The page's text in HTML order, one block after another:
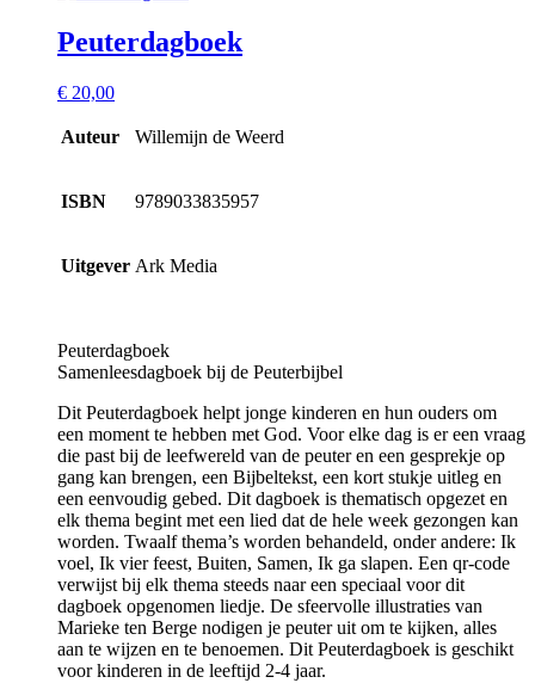
Peuterdagboek
€ 20,00
Auteur Willemijn de Weerd
ISBN 9789033835957
Uitgever Ark Media
Peuterdagboek
Samenleesdagboek bij de Peuterbijbel
Dit Peuterdagboek helpt jonge kinderen en hun ouders om
een moment te hebben met God. Voor elke dag is er een vraag
die past bij de leefwereld van de peuter en een gesprekje op
gang kan brengen, een Bijbeltekst, een kort stukje uitleg en
een eenvoudig gebed. Dit dagboek is thematisch opgezet en
elk thema begint met een lied dat de hele week gezongen kan
worden. Twaalf thema’s worden behandeld, onder andere: Ik
voel, Ik vier feest, Buiten, Samen, Ik ga slapen. Een qr-code
verwijst bij elk thema steeds naar een speciaal voor dit
dagboek opgenomen liedje. De sfeervolle illustraties van
Marieke ten Berge nodigen je peuter uit om te kijken, alles
aan te wijzen en te benoemen. Dit Peuterdagboek is geschikt
voor kinderen in de leeftijd 2-4 jaar.